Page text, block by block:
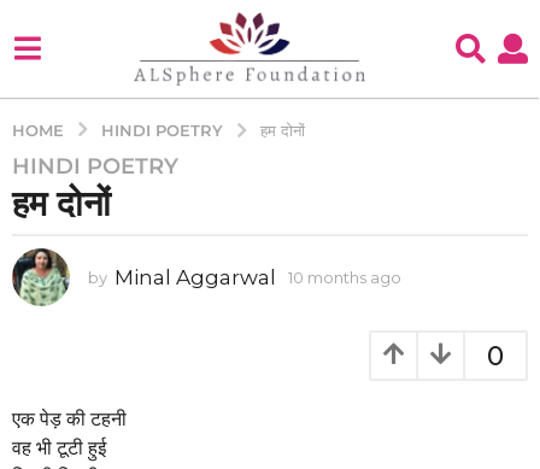
HOME HINDI POETRY हम दोनों
1
0
m
o
n
g
o
HINDI POETRY
हम दोनों
by Minal Aggarwal 10 months ago
0
एक पेड़ की टहनी
वह भी टूटी हुई